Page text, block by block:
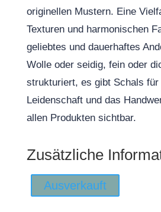
originellen Mustern. Eine
Texturen und harmonischen
geliebtes und dauerhaftes
Wolle oder seidig, fein oder
strukturiert, es gibt Schals für
Leidenschaft und das
allen Produkten sichtbar.
Zusätzliche
Ausverkauft